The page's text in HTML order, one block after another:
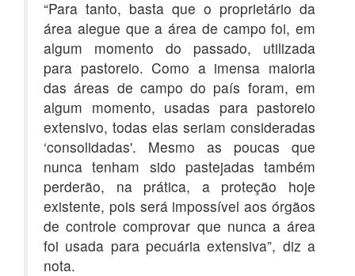
“Para tanto, basta que o proprietário da
área alegue que a área de campo foi, em
algum momento do passado, utilizada
para pastoreio. Como a imensa maioria
das áreas de campo do país foram, em
algum momento, usadas para pastoreio
extensivo, todas elas seriam consideradas
‘consolidadas'. Mesmo as poucas que
nunca tenham sido pastejadas também
perderão, na prática, a proteção hoje
existente, pois será impossível aos órgãos
de controle comprovar que nunca a área
foi usada para pecuária extensiva”, diz a
nota.